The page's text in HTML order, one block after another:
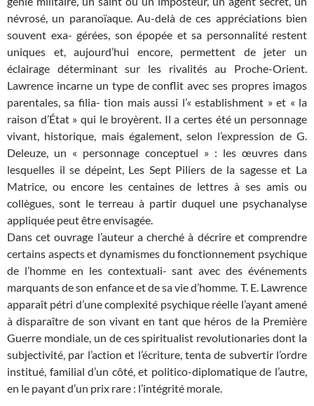
névrosé, un paranoïaque. Au-delà de ces appréciations bien
souvent exa- gérées, son épopée et sa personnalité restent
uniques et, aujourd’hui encore, permettent de jeter un
éclairage déterminant sur les rivalités au Proche-Orient.
Lawrence incarne un type de conflit avec ses propres imagos
parentales, sa filia- tion mais aussi l’« establishment » et « la
raison d’État » qui le broyèrent. Il a certes été un personnage
vivant, historique, mais également, selon l’expression de G.
Deleuze, un « personnage conceptuel » : les œuvres dans
lesquelles il se dépeint, Les Sept Piliers de la sagesse et La
Matrice, ou encore les centaines de lettres à ses amis ou
collègues, sont le terreau à partir duquel une psychanalyse
appliquée peut être envisagée.
Dans cet ouvrage l’auteur a cherché à décrire et comprendre
certains aspects et dynamismes du fonctionnement psychique
de l’homme en les contextuali- sant avec des événements
marquants de son enfance et de sa vie d’homme. T. E. Lawrence
apparaît pétri d’une complexité psychique réelle l’ayant amené
à disparaître de son vivant en tant que héros de la Première
Guerre mondiale, un de ces spiritualist revolutionaries dont la
subjectivité, par l’action et l’écriture, tenta de subvertir l’ordre
institué, familial d’un côté, et politico-diplomatique de l’autre,
en le payant d’un prix rare : l’intégrité morale.